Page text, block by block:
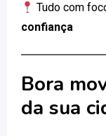
Tudo com
confiança
Bora
da sua